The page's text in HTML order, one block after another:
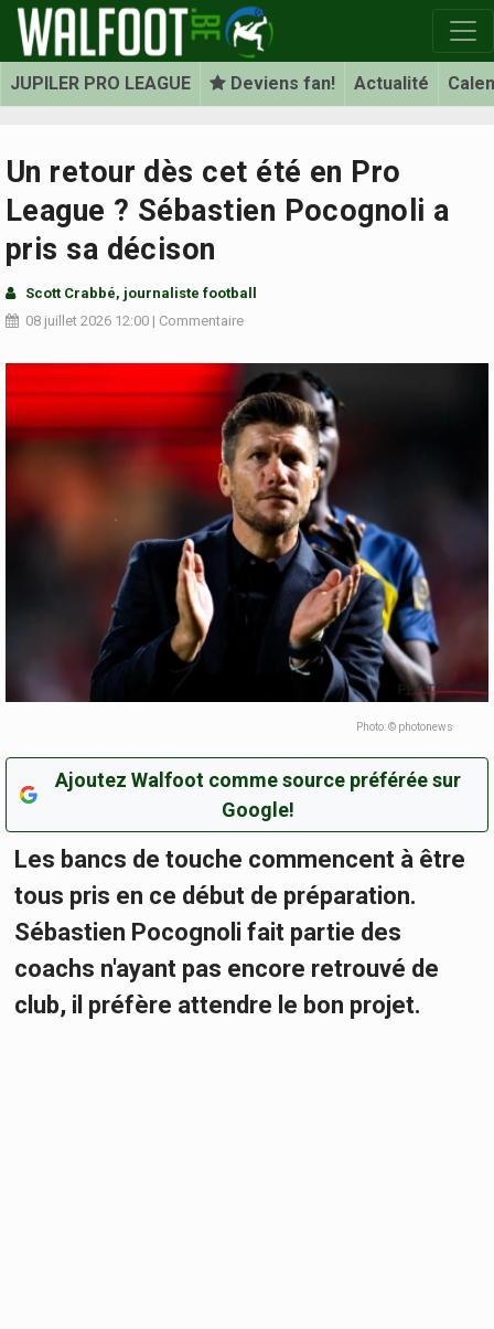
JUPILER PRO LEAGUE Deviens fan! Actualité
Un retour dès cet été en Pro
League ? Sébastien Pocognoli a
pris sa décison
Scott Crabbé, journaliste football
08 juillet 2026 12:00 | Commentaire
Photo: © photonews
Ajoutez Walfoot comme source préférée sur
Google!
Les bancs de touche commencent à être
tous pris en ce début de préparation.
Sébastien Pocognoli fait partie des
coachs n'ayant pas encore retrouvé de
club, il préfère attendre le bon projet.